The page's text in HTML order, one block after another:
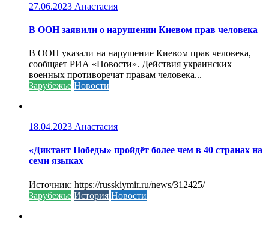
27.06.2023 Анастасия
В ООН заявили о нарушении Киевом прав человека
В ООН указали на нарушение Киевом прав человека,
сообщает РИА «Новости». Действия украинских
военных противоречат правам человека...
Зарубежье Новости
18.04.2023 Анастасия
«Диктант Победы» пройдёт более чем в 40 странах на
семи языках
Источник: https://russkiymir.ru/news/312425/
Зарубежье История Новости